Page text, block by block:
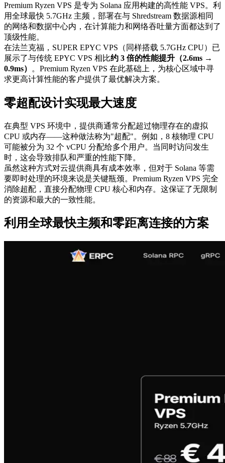
Premium Ryzen VPS 是专为 Solana 应用构建的高性能 VPS。利
用全球最快 5.7GHz 主频，部署在与 Shredstream 数据源相同
的网络和数据中心内，在计算能力和网络吞吐量方面都达到了
顶级性能。
在法兰克福，SUPER EPYC VPS（同样搭载 5.7GHz CPU）已
展示了与传统 EPYC VPS 相比约 3 倍的性能提升（2.6ms →
0.9ms）
。Premium Ryzen VPS 在此基础上，为核心区域中寻
求更高计算性能的客户提供了最优解决方案。
零超配设计实现最大速度
在典型 VPS 环境中，提供商通常分配超过物理存在的虚拟
CPU 或内存——这种做法称为"超配"。例如，8 核物理 CPU
可能被分为 32 个 vCPU 分配给多个用户。当同时访问发生
时，这会导致排队和严重的性能下降。
虽然这种方式对云提供商具有成本效率，但对于 Solana 等需
要即时处理的环境来说是关键瓶颈。Premium Ryzen VPS 完全
消除超配，直接分配物理 CPU 核心和内存。这保证了无限制
的资源和最大的一致性能。
利用全球最快主频和零距离连接的方案